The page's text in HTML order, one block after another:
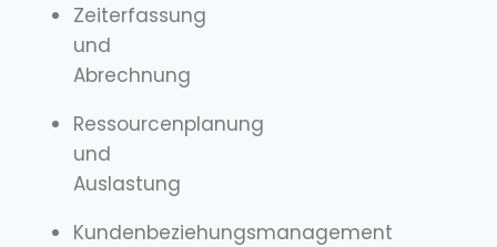
Zeiterfassung
und
Abrechnung
Ressourcenplanung
und
Auslastung
Kundenbeziehungsmanagement